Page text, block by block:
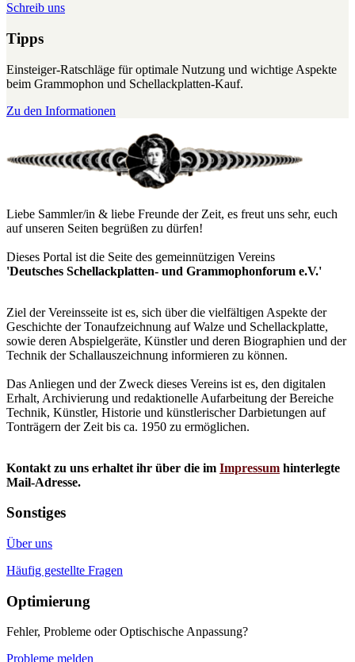
Schreib uns
Tipps
Einsteiger-Ratschläge für optimale Nutzung und wichtige Aspekte
beim Grammophon und Schellackplatten-Kauf.
Zu den Informationen
Liebe Sammler/in & liebe Freunde der Zeit, es freut uns sehr, euch
auf unseren Seiten begrüßen zu dürfen!
Dieses Portal ist die Seite des gemeinnützigen Vereins
'Deutsches Schellackplatten- und Grammophonforum e.V.'
Ziel der Vereinsseite ist es, sich über die vielfältigen Aspekte der
Geschichte der Tonaufzeichnung auf Walze und Schellackplatte,
sowie deren Abspielgeräte, Künstler und deren Biographien und der
Technik der Schallauszeichnung informieren zu können.
Das Anliegen und der Zweck dieses Vereins ist es, den digitalen
Erhalt, Archivierung und redaktionelle Aufarbeitung der Bereiche
Technik, Künstler, Historie und künstlerischer Darbietungen auf
Tonträgern der Zeit bis ca. 1950 zu ermöglichen.
Kontakt zu uns erhaltet ihr über die im Impressum hinterlegte
Mail-Adresse.
Sonstiges
Über uns
Häufig gestellte Fragen
Optimierung
Fehler, Probleme oder Optischische Anpassung?
Probleme melden